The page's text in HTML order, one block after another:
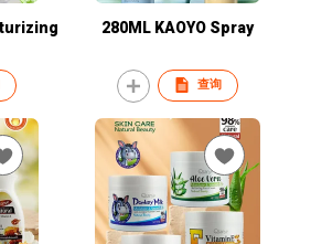
280ML KAOYO Spray
查询